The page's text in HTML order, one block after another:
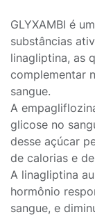
GLYXAMBI é
substâncias
linagliptina, as
complementar
sangue.
A
glicose no
desse açúcar
de calorias e
A linagliptina
hormônio
sangue, e